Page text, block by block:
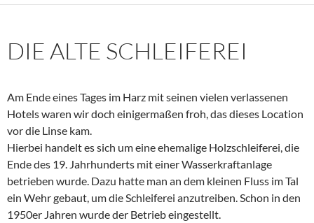
DIE ALTE SCHLEIFEREI
Am Ende eines Tages im Harz mit seinen vielen verlassenen
Hotels waren wir doch einigermaßen froh, das dieses Location
vor die Linse kam.
Hierbei handelt es sich um eine ehemalige Holzschleiferei, die
Ende des 19. Jahrhunderts mit einer Wasserkraftanlage
betrieben wurde. Dazu hatte man an dem kleinen Fluss im Tal
ein Wehr gebaut, um die Schleiferei anzutreiben. Schon in den
1950er Jahren wurde der Betrieb eingestellt.